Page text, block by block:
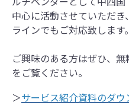
中心に活動させていただ
ラインでもご対応致します。
ご興味のある方はぜひ、
をご覧ください。
＞サービス紹介資料のダ